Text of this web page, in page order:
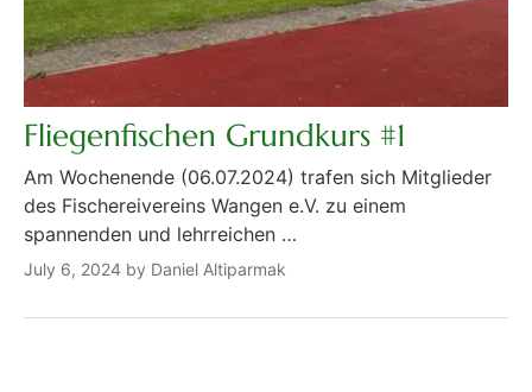
Fliegenfischen Grundkurs #1
Am Wochenende (06.07.2024) trafen sich Mitglieder
des Fischereivereins Wangen e.V. zu einem
spannenden und lehrreichen …
July 6, 2024 by Daniel Altiparmak